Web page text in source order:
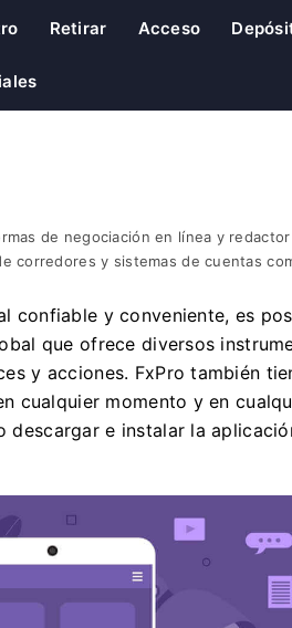
Retirar Acceso
de negociación en línea y
corredores y sistemas de cuentas
confiable y conveniente, es
que ofrece diversos
y acciones. FxPro también
cualquier momento y en
e instalar la